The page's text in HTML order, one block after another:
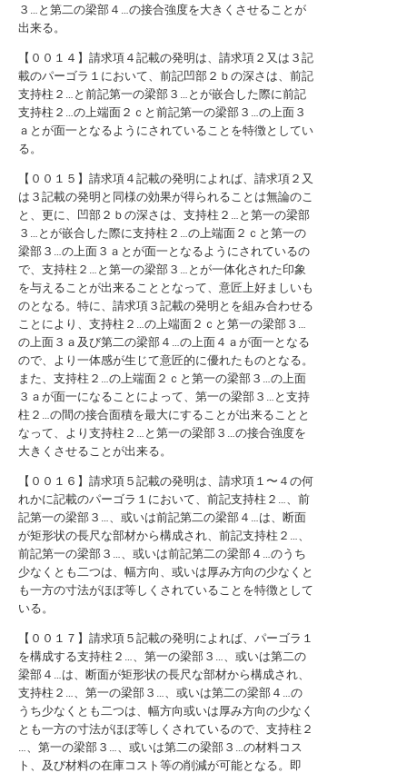
３…と第二の梁部４…の接合強度を大きくさせることが
出来る。
【００１４】請求項４記載の発明は、請求項２又は３記
載のパーゴラ１において、前記凹部２ｂの深さは、前記
支持柱２…と前記第一の梁部３…とが嵌合した際に前記
支持柱２…の上端面２ｃと前記第一の梁部３…の上面３
ａとが面一となるようにされていることを特徴としてい
る。
【００１５】請求項４記載の発明によれば、請求項２又
は３記載の発明と同様の効果が得られることは無論のこ
と、更に、凹部２ｂの深さは、支持柱２…と第一の梁部
３…とが嵌合した際に支持柱２…の上端面２ｃと第一の
梁部３…の上面３ａとが面一となるようにされているの
で、支持柱２…と第一の梁部３…とが一体化された印象
を与えることが出来ることとなって、意匠上好ましいも
のとなる。特に、請求項３記載の発明とを組み合わせる
ことにより、支持柱２…の上端面２ｃと第一の梁部３…
の上面３ａ及び第二の梁部４…の上面４ａが面一となる
ので、より一体感が生じて意匠的に優れたものとなる。
また、支持柱２…の上端面２ｃと第一の梁部３…の上面
３ａが面一になることによって、第一の梁部３…と支持
柱２…の間の接合面積を最大にすることが出来ることと
なって、より支持柱２…と第一の梁部３…の接合強度を
大きくさせることが出来る。
【００１６】請求項５記載の発明は、請求項１〜４の何
れかに記載のパーゴラ１において、前記支持柱２…、前
記第一の梁部３…、或いは前記第二の梁部４…は、断面
が矩形状の長尺な部材から構成され、前記支持柱２…、
前記第一の梁部３…、或いは前記第二の梁部４…のうち
少なくとも二つは、幅方向、或いは厚み方向の少なくと
も一方の寸法がほぼ等しくされていることを特徴として
いる。
【００１７】請求項５記載の発明によれば、パーゴラ１
を構成する支持柱２…、第一の梁部３…、或いは第二の
梁部４…は、断面が矩形状の長尺な部材から構成され、
支持柱２…、第一の梁部３…、或いは第二の梁部４…の
うち少なくとも二つは、幅方向或いは厚み方向の少なく
とも一方の寸法がほぼ等しくされているので、支持柱２
…、第一の梁部３…、或いは第二の梁部３…の材料コス
ト、及び材料の在庫コスト等の削減が可能となる。即